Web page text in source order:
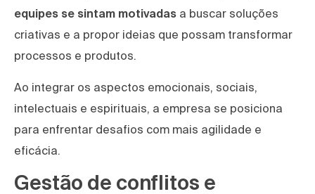
equipes se sintam motivadas a buscar soluções
criativas e a propor ideias que possam transformar
processos e produtos.
Ao integrar os aspectos emocionais, sociais,
intelectuais e espirituais, a empresa se posiciona
para enfrentar desafios com mais agilidade e
eficácia.
Gestão de conflitos e